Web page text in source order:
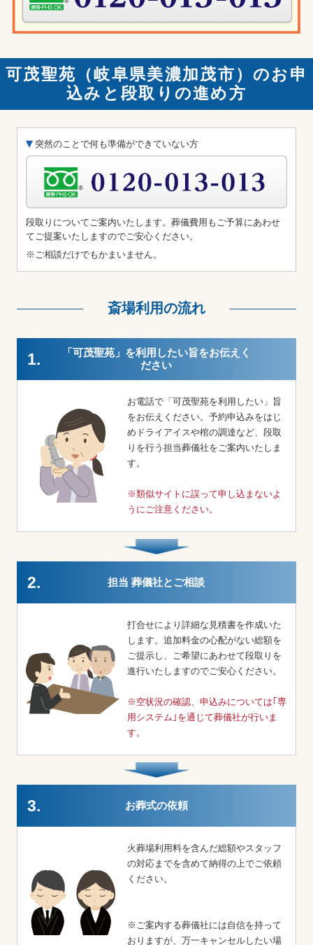
可茂聖苑（岐阜県美濃加茂市）のお申
込みと段取りの進め方
突然のことで何も準備ができていない方
段取りについてご案内いたします。葬儀費用もご予算にあわせ
てご提案いたしますのでご安心ください。
※ご相談だけでもかまいません。
斎場利用の流れ
1.
「可茂聖苑」を利用したい旨をお伝えく
ださい
お電話で「可茂聖苑を利用したい」旨
をお伝えください。予約申込みをはじ
めドライアイスや棺の調達など、段取
りを行う担当葬儀社をご案内いたしま
す。
※類似サイトに誤って申し込まないよ
うにご注意ください。
2. 担当 葬儀社とご相談
打合せにより詳細な見積書を作成いた
します。追加料金の心配がない総額を
ご提示し、ご希望にあわせて段取りを
進行いたしますのでご安心ください。
※空状況の確認、申込みについては｢専
用システム｣を通じて葬儀社が行いま
す。
3. お葬式の依頼
火葬場利用料を含んだ総額やスタッフ
の対応までを含めて納得の上でご依頼
ください。
※ご案内する葬儀社には自信を持って
おりますが、万一キャンセルしたい場